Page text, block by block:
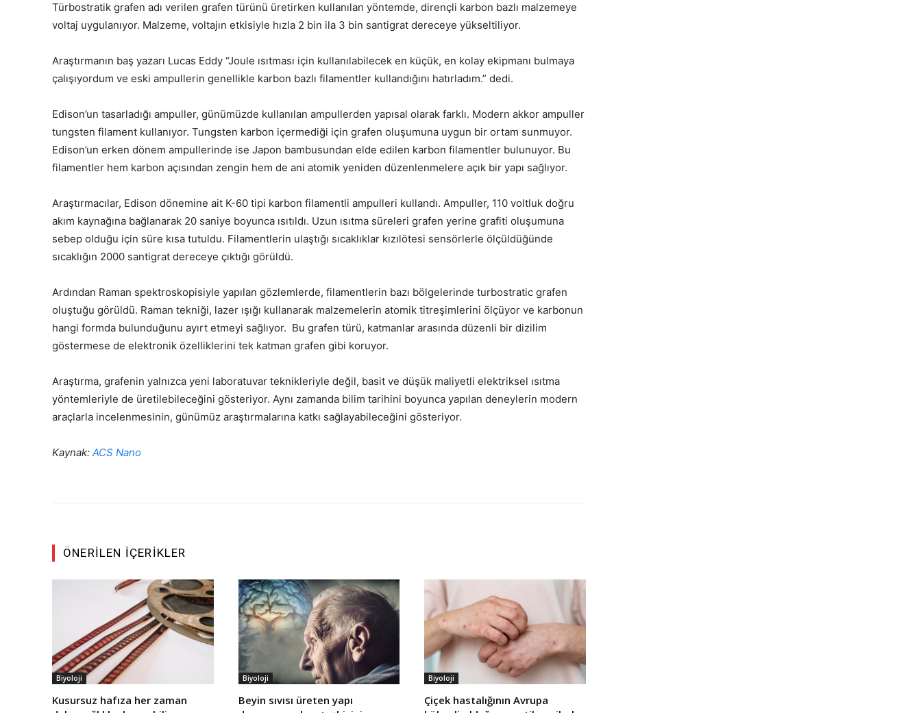
Türbostratik grafen adı verilen grafen türünü üretirken kullanılan yöntemde, dirençli karbon bazlı malzemeye
voltaj uygulanıyor. Malzeme, voltajın etkisiyle hızla 2 bin ila 3 bin santigrat dereceye yükseltiliyor.
Araştırmanın baş yazarı Lucas Eddy “Joule ısıtması için kullanılabilecek en küçük, en kolay ekipmanı bulmaya
çalışıyordum ve eski ampullerin genellikle karbon bazlı filamentler kullandığını hatırladım.” dedi.
Edison’un tasarladığı ampuller, günümüzde kullanılan ampullerden yapısal olarak farklı. Modern akkor ampuller
tungsten filament kullanıyor. Tungsten karbon içermediği için grafen oluşumuna uygun bir ortam sunmuyor.
Edison’un erken dönem ampullerinde ise Japon bambusundan elde edilen karbon filamentler bulunuyor. Bu
filamentler hem karbon açısından zengin hem de ani atomik yeniden düzenlenmelere açık bir yapı sağlıyor.
Araştırmacılar, Edison dönemine ait K-60 tipi karbon filamentli ampulleri kullandı. Ampuller, 110 voltluk doğru
akım kaynağına bağlanarak 20 saniye boyunca ısıtıldı. Uzun ısıtma süreleri grafen yerine grafiti oluşumuna
sebep olduğu için süre kısa tutuldu. Filamentlerin ulaştığı sıcaklıklar kızılötesi sensörlerle ölçüldüğünde
sıcaklığın 2000 santigrat dereceye çıktığı görüldü.
Ardından Raman spektroskopisiyle yapılan gözlemlerde, filamentlerin bazı bölgelerinde turbostratic grafen
oluştuğu görüldü. Raman tekniği, lazer ışığı kullanarak malzemelerin atomik titreşimlerini ölçüyor ve karbonun
hangi formda bulunduğunu ayırt etmeyi sağlıyor. Bu grafen türü, katmanlar arasında düzenli bir dizilim
göstermese de elektronik özelliklerini tek katman grafen gibi koruyor.
Araştırma, grafenin yalnızca yeni laboratuvar teknikleriyle değil, basit ve düşük maliyetli elektriksel ısıtma
yöntemleriyle de üretilebileceğini gösteriyor. Aynı zamanda bilim tarihini boyunca yapılan deneylerin modern
araçlarla incelenmesinin, günümüz araştırmalarına katkı sağlayabileceğini gösteriyor.
Kaynak: ACS Nano
ÖNERILEN İÇERIKLER
Biyoloji
Kusursuz hafıza her zaman
Biyoloji
Beyin sıvısı üreten yapı
Biyoloji
Çiçek hastalığının Avrupa